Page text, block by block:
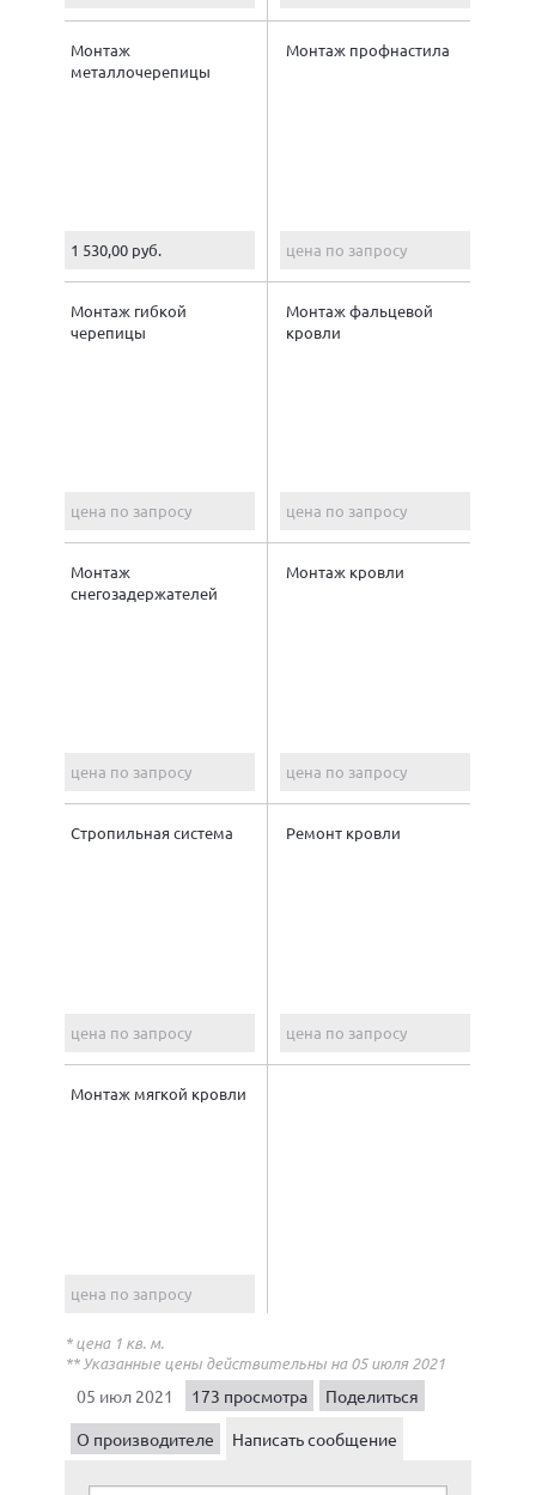
Монтаж
металлочерепицы
1 530,00 руб.
Монтаж профнастила
цена по запросу
Монтаж гибкой
черепицы
цена по запросу
Монтаж фальцевой
кровли
цена по запросу
Монтаж
снегозадержателей
цена по запросу
Монтаж кровли
цена по запросу
Стропильная система
цена по запросу
Ремонт кровли
цена по запросу
Монтаж мягкой кровли
цена по запросу
* цена 1 кв. м.
** Указанные цены действительны на 05 июля 2021
05 июл 2021
173 просмотра
Поделиться
О производителе
Написать сообщение